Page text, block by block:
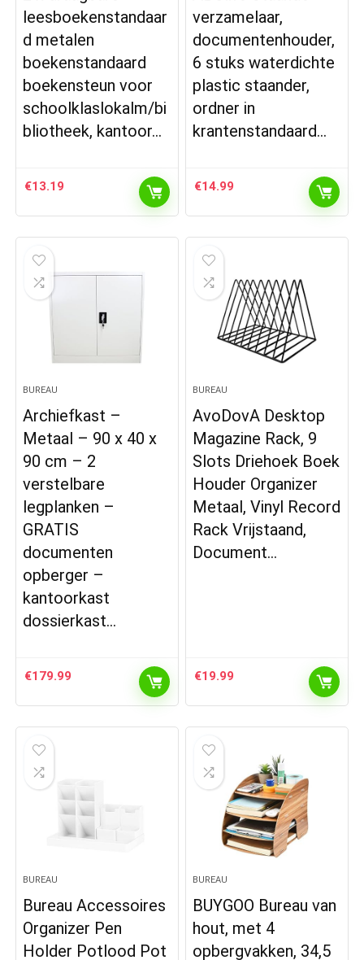
leesboekenstandaar
d metalen
boekenstandaard
boekensteun voor
schoolklaslokalm/bi
bliotheek, kantoor…
€13.19
verzamelaar,
documentenhouder,
6 stuks waterdichte
plastic staander,
ordner in
krantenstandaard…
€14.99
BUREAU
Archiefkast –
Metaal – 90 x 40 x
90 cm – 2
verstelbare
legplanken –
GRATIS
documenten
opberger –
kantoorkast
dossierkast…
€179.99
BUREAU
AvoDovA Desktop
Magazine Rack, 9
Slots Driehoek Boek
Houder Organizer
Metaal, Vinyl Record
Rack Vrijstaand,
Document…
€19.99
BUREAU
Bureau Accessoires
Organizer Pen
Holder Potlood Pot
BUREAU
BUYGOO Bureau van
hout, met 4
opbergvakken, 34,5